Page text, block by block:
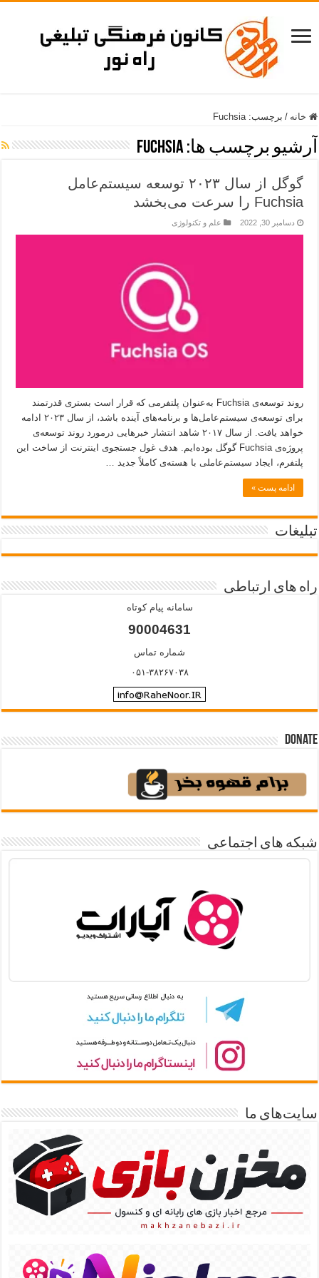
خانه / برچسب:Fuchsia
آرشیو برچسب ها:Fuchsia
گوگل از سال ۲۰۲۳ توسعه سیستم‌عامل
Fuchsia را سرعت می‌بخشد
دسامبر 30, 2022 علم و تکنولوژی
روند توسعه‌ی Fuchsia به‌عنوان پلتفرمی که قرار است بستری قدرتمند
برای توسعه‌ی سیستم‌عامل‌ها و برنامه‌های آینده باشد، از سال ۲۰۲۳ ادامه
خواهد یافت. از سال ۲۰۱۷ شاهد انتشار خبرهایی درمورد روند توسعه‌ی
پروژه‌ی Fuchsia گوگل بوده‌ایم. هدف غول جستجوی اینترنت از ساخت این
پلتفرم، ایجاد سیستم‌عاملی با هسته‌ی کاملاً جدید …
ادامه پست »
تبلیغات
راه های ارتباطی
سامانه پیام کوتاه
90004631
شماره تماس
۰۵۱-۳۸۲۶۷۰۳۸
Donate
شبکه های اجتماعی
سایت‌های ما